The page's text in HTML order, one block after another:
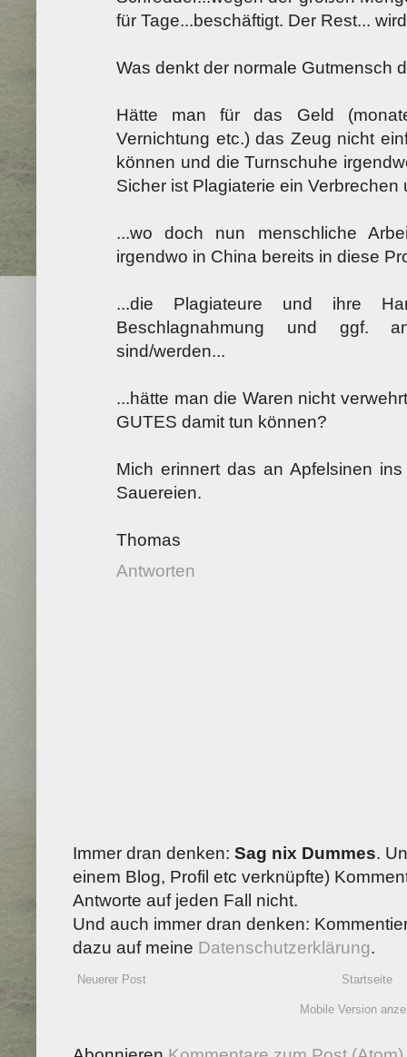
für Tage...beschäftigt. Der Rest...
Was denkt der normale Gutmensch
Hätte man für das Geld
Vernichtung etc.) das Zeug nicht
können und die Turnschuhe
Sicher ist Plagiaterie ein
...wo doch nun menschliche
irgendwo in China bereits in diese
...die Plagiateure und ihre
Beschlagnahmung und ggf.
sind/werden...
...hätte man die Waren nicht
GUTES damit tun können?
Mich erinnert das an Apfelsinen
Sauereien.
Thomas
Antworten
Immer dran denken: Sag nix Dummes.
einem Blog, Profil etc verknüpfte)
Antworte auf jeden Fall nicht.
Und auch immer dran denken:
dazu auf meine Datenschutzerklärung.
Neuerer Post Startseite
Mobile Version